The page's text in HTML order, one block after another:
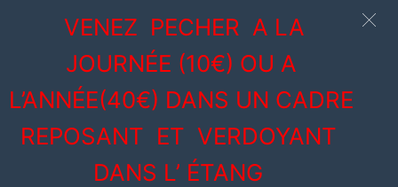
VENEZ PECHER A LA
JOURNÉE (10€) OU A
L’ANNÉE(40€) DANS UN CADRE
REPOSANT ET VERDOYANT
DANS L’ ÉTANG